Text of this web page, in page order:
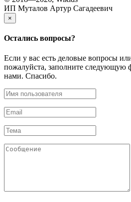
ИП Муталов Артур Сагадеевич
×
Остались вопросы?
Если у вас есть деловые вопросы
пожалуйста, заполните следующую
нами. Спасибо.